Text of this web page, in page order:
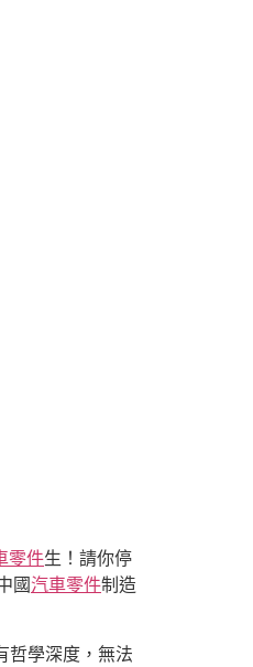
零件生！請你停
國汽車零件制造
哲學深度，無法